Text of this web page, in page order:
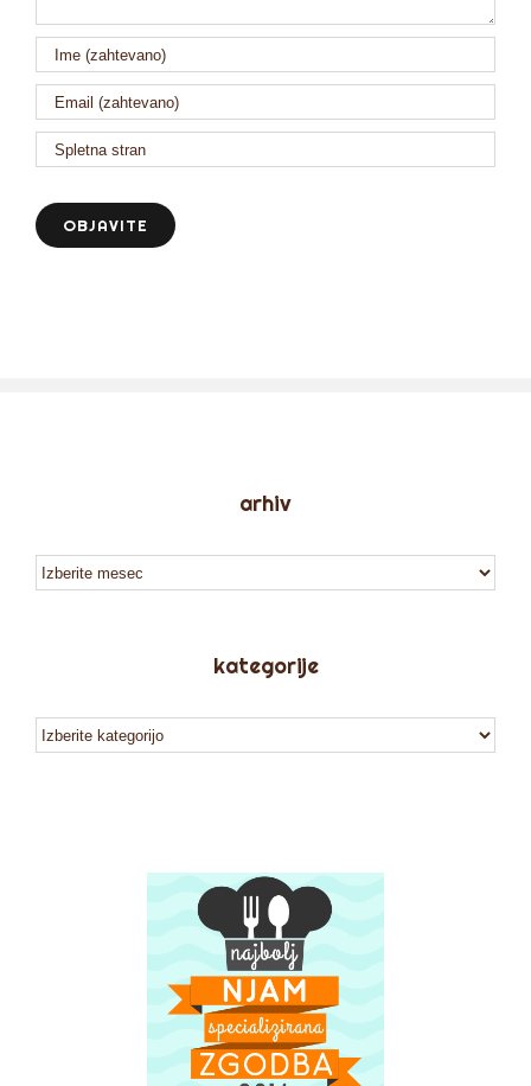
arhiv
arhiv
kategorije
kategorije